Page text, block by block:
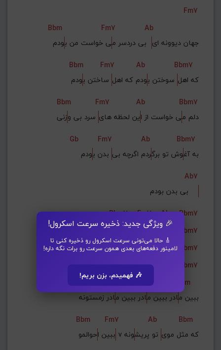
🎉 ویژگی جدید: ذخیره سرعت اسکرول!
🎸 حالا می‌تونی سرعت اسکرول رو ذخیره کنی تا
لامینور دفعه‌های بعدی همون سرعت رو برات نگه داره!
🎶 فهمیدم، بزن بریم!
Fm7
Bbm
Fm7
Ab
جهان دیوونه ای
  بی دردسر م
ی خواست من بودم
Bbm
Fm7 Ab
Bbm7
که اهل سوختن بودم که اهل ساختن بودم
Bbm
Fm7 Ab
Bbm7
دلم می خواست از این لحظه های سرد بی وزنی
Gb
Fm7 Ab
Bbm7
به آغوش تو برگردم اگرچه بی بدن بودم
Ab7
Bbm7
Fm7 Ab
Bbm7
Bbm7
Fm7 Ab
Bbm7
Bbm7
Fm7 Ab
Bbm7
Ab
Gb Fm7
Bbm7
Fm7
Ab
Bbm
ببین مادر ببین مادر ببین مادر زمستونه
Bbm
Fm7 Ab
Bbm
ببین احوالمو v که مثل موی تو پریشونه